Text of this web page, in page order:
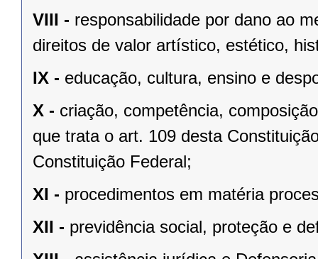
VIII - responsabilidade por dano ao
direitos de valor artístico, estético,
IX - educação, cultura, ensino e
X - criação, competência,
que trata o art. 109 desta
Constituição Federal;
XI - procedimentos em matéria
XII - previdência social, proteção e